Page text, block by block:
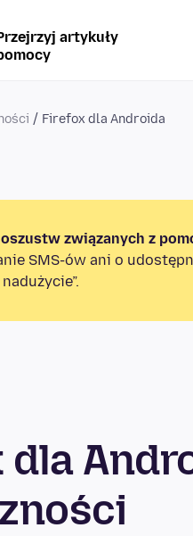
artykuły
Firefox dla Androida
związanych z
SMS-ów ani o
nadużycie”.